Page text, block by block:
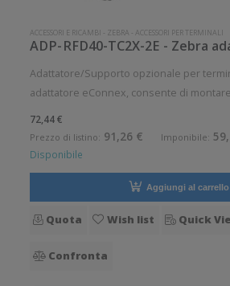
ACCESSORI E RICAMBI - ZEBRA -ACCESSORI PER TERMINALI
Adattatore/Supporto opzionale per terminali
adattatore eConnex, consente di
RFD40 Accessorio opzionale. Opzionale: Si Compatibile
con:Zebra TC22, Zeb
72,44 €
Prezzo di listino: 91,26 € Imponibile:
Disponibile
Aggiungi al carrello
Quota Wish list Quick
Confronta